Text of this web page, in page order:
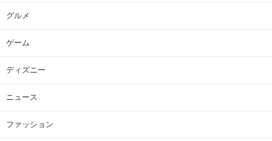
グルメ
ゲーム
ディズニー
ニュース
ファッション